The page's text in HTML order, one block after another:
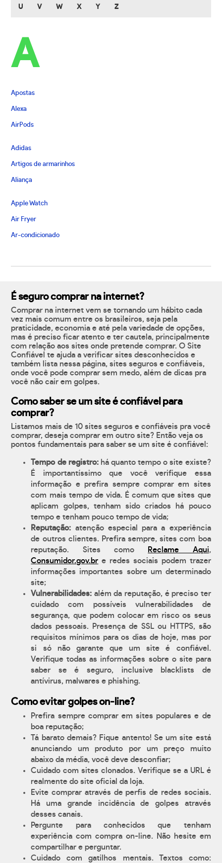
U V W X Y Z
A
Apostas
Alexa
AirPods
Adidas
Artigos de armarinhos
Aliança
Apple Watch
Air Fryer
Ar-condicionado
É seguro comprar na internet?
Comprar na internet vem se tornando um hábito cada
vez mais comum entre os brasileiros, seja pela
praticidade, economia e até pela variedade de opções,
mas é preciso ficar atento e ter cautela, principalmente
com relação aos sites onde pretende comprar. O Site
Confiável te ajuda a verificar sites desconhecidos e
também lista nessa página, sites seguros e confiáveis,
onde você pode comprar sem medo, além de dicas pra
você não cair em golpes.
Como saber se um site é confiável para
comprar?
Listamos mais de 10 sites seguros e confiáveis pra você
comprar, deseja comprar em outro site? Então veja os
pontos fundamentais para saber se um site é confiável:
Tempo de registro:há quanto tempo o site existe?
É importantíssimo que você verifique essa
informação e prefira sempre comprar em sites
com mais tempo de vida. É comum que sites que
aplicam golpes, tenham sido criados há pouco
tempo e tenham pouco tempo de vida;
Reputação: atenção especial para a experiência
de outros clientes. Prefira sempre, sites com boa
reputação. Sites como
Reclame Aqui,
Consumidor.gov.br e redes sociais podem trazer
informações importantes sobre um determinado
site;
Vulnerabilidades: além da reputação, é preciso ter
cuidado com possíveis vulnerabilidades de
segurança, que podem colocar em risco os seus
dados pessoais. Presença de SSL ou HTTPS, são
requisitos mínimos para os dias de hoje, mas por
si só não garante que um site é confiável.
Verifique todas as informações sobre o site para
saber se é seguro, inclusive blacklists de
antívirus, malwares e phishing.
Como evitar golpes on-line?
Prefira sempre comprar em sites populares e de
boa reputação;
Tá barato demais? Fique antento! Se um site está
anunciando um produto por um preço muito
abaixo da média, você deve desconfiar;
Cuidado com sites clonados. Verifique se a URL é
realmente do site oficial da loja.
Evite comprar através de perfis de redes sociais.
Há uma grande incidência de golpes através
desses canais.
Pergunte para conhecidos que tenham
experiência com compra on-line. Não hesite em
compartilhar e perguntar.
Cuidado com gatilhos mentais. Textos como: